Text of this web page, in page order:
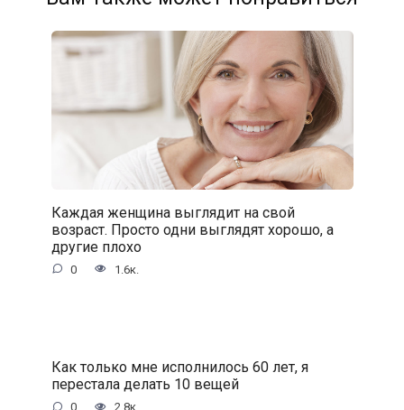
Каждая женщина выглядит на свой
возраст. Просто одни выглядят хорошо, а
другие плохо
0 1.6к.
Как только мне исполнилось 60 лет, я
перестала делать 10 вещей
0 2.8к.